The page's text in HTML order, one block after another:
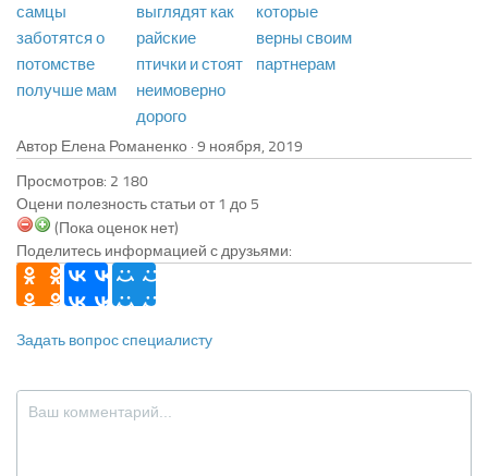
самцы
заботятся о
потомстве
получше мам
выглядят как
райские
птички и стоят
неимоверно
дорого
которые
верны своим
партнерам
Автор Елена Романенко ·
Просмотров: 2 180
Оцени полезность статьи от 1 до 5
(Пока оценок нет)
Поделитесь информацией с друзьями:
Задать вопрос специалисту